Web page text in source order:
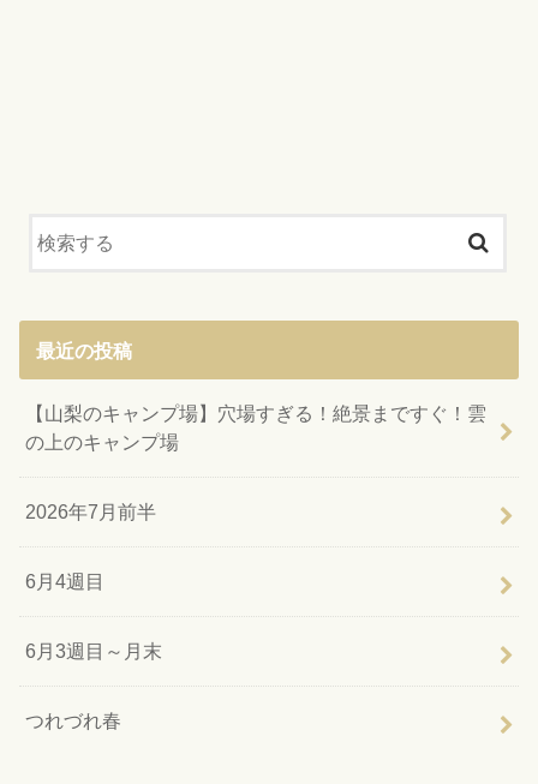
最近の投稿
【山梨のキャンプ場】穴場すぎる！絶景まですぐ！雲
の上のキャンプ場
2026年7月前半
6月4週目
6月3週目～月末
つれづれ春